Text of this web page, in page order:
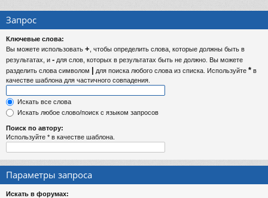
Запрос
Ключевые слова:
Вы можете использовать + , чтобы определить слова, которые должны быть в
результатах, и - для слов, которых в результатах быть не должно. Вы можете
разделить слова символом | для поиска любого слова из списка. Используйте * в
качестве шаблона для частичного совпадения.
Искать все слова
Искать любое слово/поиск с языком запросов
Поиск по автору:
Используйте * в качестве шаблона.
Параметры запроса
Искать в форумах: